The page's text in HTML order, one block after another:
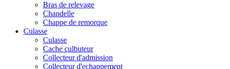
Bras de relevage
Chandelle
Chappe de remorque
Culasse
Culasse
Cache culbuteur
Collecteur d'admission
Collecteur d'echappement